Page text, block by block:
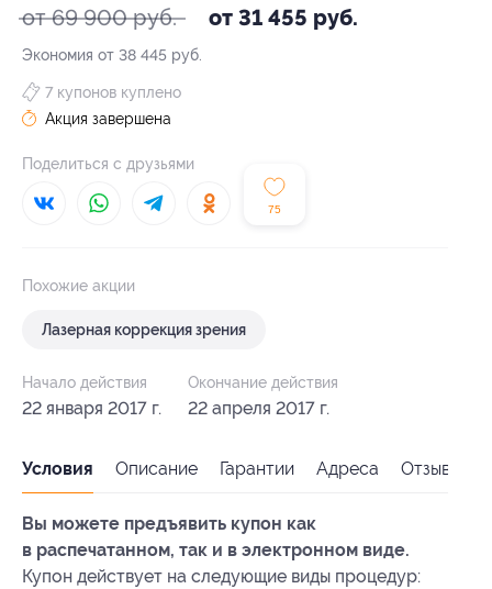
от 69 900 руб. от 31 455 руб.
Экономия от 38 445 руб.
75
7 купонов куплено
Акция завершена
Поделиться с друзьями
Похожие акции
Лазерная коррекция зрения
Начало действия
22 января 2017 г.
Окончание действия
22 апреля 2017 г.
Условия Описание Гарантии Адреса Отзывы
Вы можете предъявить купон как
в распечатанном, так и в электронном виде.
Купон действует на следующие виды процедур: